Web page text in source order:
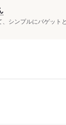
シンプルにバゲット